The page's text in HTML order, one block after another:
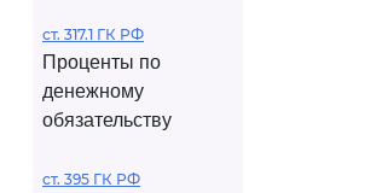
ст. 317.1 ГК РФ
Проценты по
денежному
обязательству
ст. 395 ГК РФ